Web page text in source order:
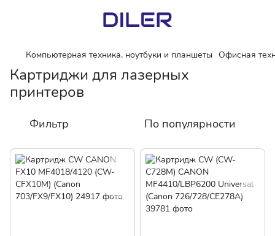
Компьютерная техника, ноутбуки и планшеты Офисная
Картриджи для лазерных
принтеров
Фильтр По популярности